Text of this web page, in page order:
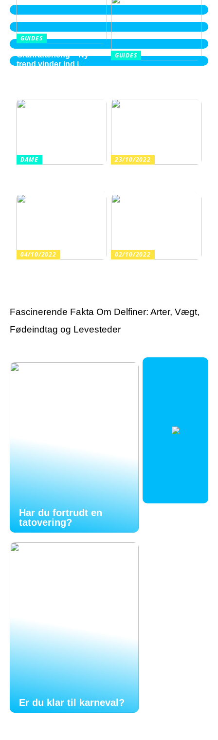
GUIDES
Granrafteheng – Ny
trend vinder ind i
GUIDES
DAME 23/10/2022
04/10/2022 02/10/2022
Fascinerende Fakta Om Delfiner: Arter, Vægt,
Fødeindtag og Levesteder
Har du fortrudt en
tatovering?
Er du klar til karneval?